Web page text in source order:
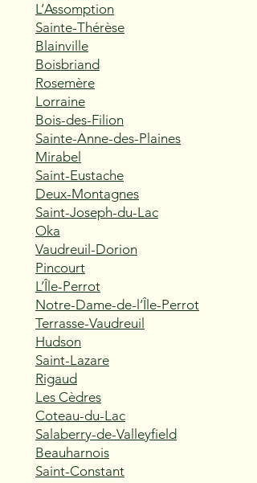
L’Assomption
Sainte-Thérèse
Blainville
Boisbriand
Rosemère
Lorraine
Bois-des-Filion
Sainte-Anne-des-Plaines
Mirabel
Saint-Eustache
Deux-Montagnes
Saint-Joseph-du-Lac
Oka
Vaudreuil-Dorion
Pincourt
L’Île-Perrot
Notre-Dame-de-l’Île-Perrot
Terrasse-Vaudreuil
Hudson
Saint-Lazare
Rigaud
Les Cèdres
Coteau-du-Lac
Salaberry-de-Valleyfield
Beauharnois
Saint-Constant